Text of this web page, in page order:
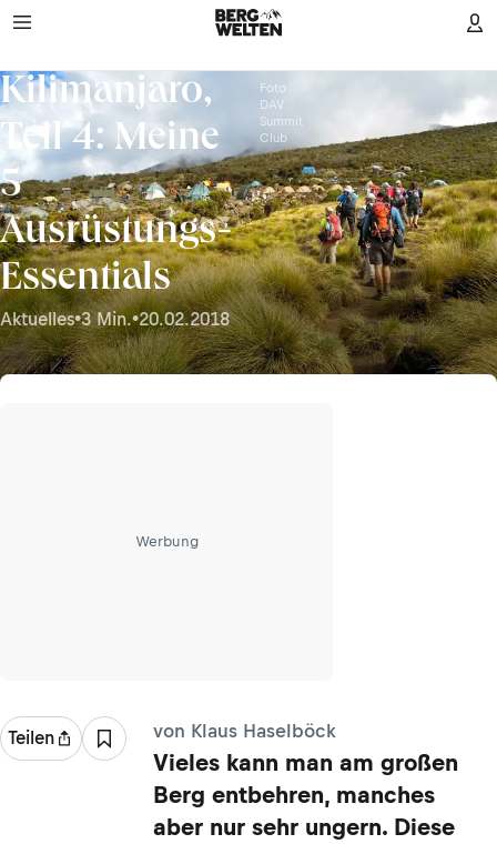
Kilimanjaro,
Teil 4: Meine
5
Ausrüstungs-
Essentials
Aktuelles•3 Min.•20.02.2018
Foto:
DAV
Summit
Club
Werbung
Teilen von Klaus Haselböck
Vieles kann man am großen
Berg entbehren, manches
aber nur sehr ungern. Diese